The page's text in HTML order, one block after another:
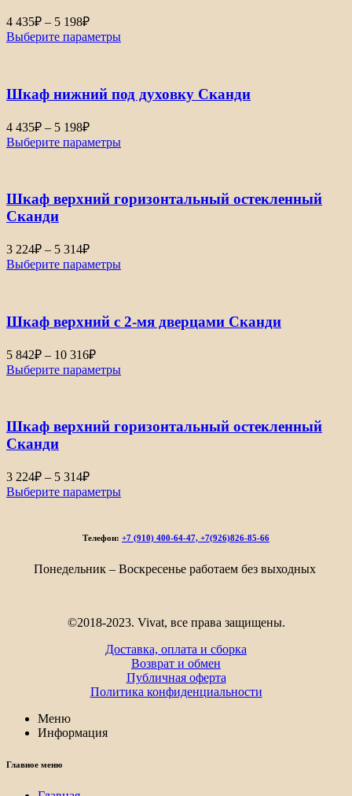
4 435₽ – 5 198₽Диапазон
цен:
4
5
Выберите параметры
Шкаф нижний под духовку Сканди
4 435₽ – 5 198₽Диапазон
цен:
4
5
Выберите параметры
Шкаф верхний горизонтальный остекленный
Сканди
3 224₽ – 5 314₽Диапазон
цен:
3
5
Выберите параметры
Шкаф верхний с 2-мя дверцами Сканди
5 842₽ – 10 316₽Диапазон
цен:
5
10
Выберите параметры
Шкаф верхний горизонтальный остекленный
Сканди
3 224₽ – 5 314₽Диапазон
цен:
3
314₽
Выберите параметры
Телефон: +7 (910) 400-64-47, +7(926)826-85-66
Понедельник – Воскресенье работаем без выходных
©2018-2023. Vivat, все права защищены.
Доставка, оплата и сборка
Возврат и обмен
Публичная оферта
Политика конфиденциальности
Меню
Информация
Главное меню